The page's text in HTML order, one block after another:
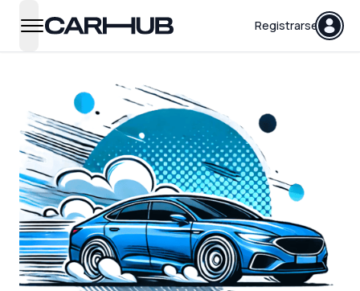
open navigation menu
Carhub Registrarse